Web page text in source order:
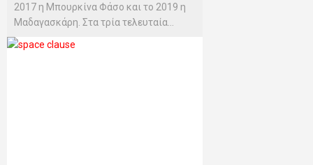
2017 η Μπουρκίνα Φάσο και το 2019 η
Μαδαγασκάρη. Στα τρία τελευταία...